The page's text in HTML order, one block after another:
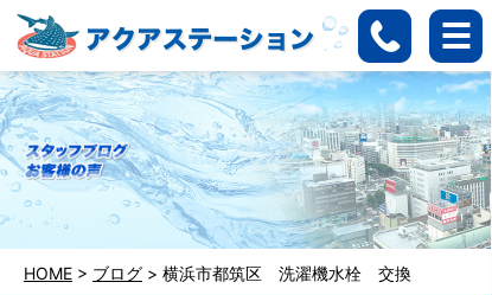
HOME > ブログ > 横浜市都筑区 洗濯機水栓 交換